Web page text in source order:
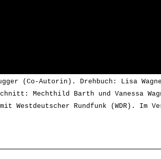
(Co-Autorin). Drehbuch: Lisa
Mechthild Barth und Vanessa
Westdeutscher Rundfunk (WDR). Im